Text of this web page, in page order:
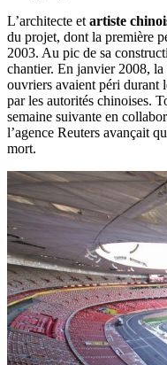
L’architecte et artiste
du projet, dont la première
2003. Au pic de sa
chantier. En janvier 2008, la
ouvriers avaient péri durant
par les autorités chinoises.
semaine suivante en
l’agence Reuters avançait
mort.